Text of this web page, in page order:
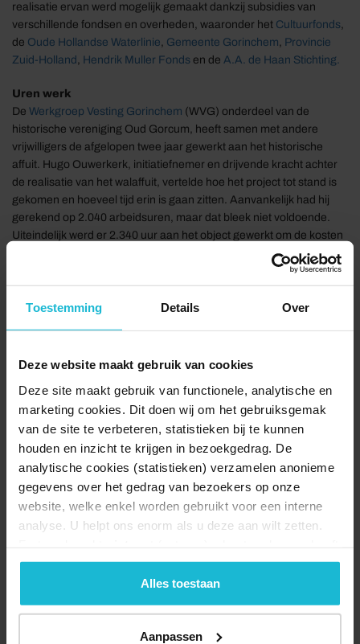
Toestemming Details Over
Deze website maakt gebruik van cookies
Deze site maakt gebruik van functionele, analytische en
marketing cookies. Dit doen wij om het gebruiksgemak
van de site te verbeteren, statistieken bij te kunnen
houden en inzicht te krijgen in bezoekgedrag. De
analytische cookies (statistieken) verzamelen anonieme
gegevens over het gedrag van bezoekers op onze
website, welke enkel worden gebruikt voor een interne
analyse. U helpt ons enorm als u deze aan wilt zetten.
geen commerciële doelstelling. U kunt deze cookies via
de knoppen accepteren, beheren of weigeren.
Alles toestaan
Aanpassen
realisatie ervan werd mogelijk gemaakt dankzij subsidies van
verschillende fondsen en overheden, waaronder het Cultuurfonds,
de Oude Hollandse Waterlinie, Gemeente Gorinchem, Provincie
Zuid-Holland , Hendrik Muller Fonds en de A.A. de Haan Stichting.
Uren werk
De Werkgroep Vesting Gorinchem (WVG) onderdeel van de
historische vereniging Oud Gorcum, heeft samen met andere
vrijwilligers de afgelopen twee jaar gewerkt aan het historische
affuit. Hugo Ouwerkerk, initiatiefnemer en drijvende kracht achter
de realisatie van het walaffuit, vertelde hoe het project tot stand is
gekomen en hoeveel tijd erin is gaan zitten. Aanvankelijk had hij
gerekend op 2.040 arbeidsuren, maar dat bleek niet voldoende.
Uiteindelijk werd er 2.340 uur aan het object gewerkt om de kosten
houtbewerkingswerkzaamheden namen 1.080 uur in beslag.
Ouwerkerk rekende voor: „Als we uitgaan van een uurtarief van €
50, komen we uit op € 116.250 aan arbeidskosten. Tel je daar alle
wordt het simpelweg te duur.”
Gedeputeerde Stolk was vol lof over wat er is gepresteerd. Het was
niet de eerste keer dat hij op de stadswallen was, vertelde hij.